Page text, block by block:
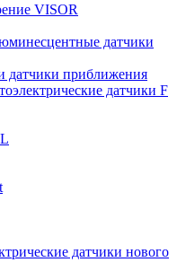
VISOR
датчики
датчики приближения
датчики F
датчики нового